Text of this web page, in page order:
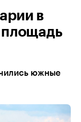
в
площадь
южные